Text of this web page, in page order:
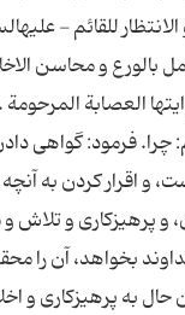
للقائم -
بالورع و محاسن
فرمود: گواهى
اقرار كردن به آنچه
و پرهیزكارى و تلاش
بخواهد، آن را
به پرهیزكارى و